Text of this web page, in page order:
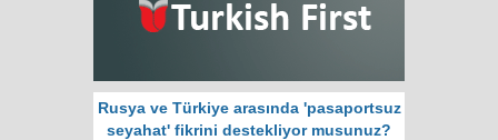
Rusya ve Türkiye arasında 'pasaportsuz
seyahat' fikrini destekliyor musunuz?